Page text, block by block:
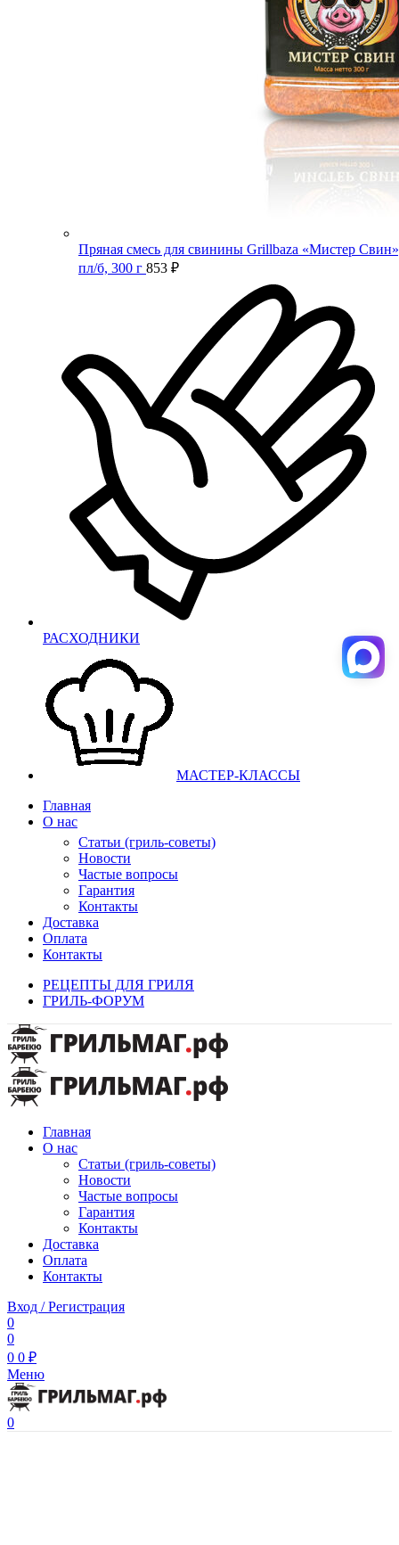
Пряная смесь для свинины Grillbaza «Мистер
пл/б, 300 г 853 ₽
РАСХОДНИКИ
МАСТЕР-КЛАССЫ
Главная
О нас
Статьи (гриль-советы)
Новости
Частые вопросы
Гарантия
Контакты
Доставка
Оплата
Контакты
РЕЦЕПТЫ ДЛЯ ГРИЛЯ
ГРИЛЬ-ФОРУМ
Главная
О нас
Статьи (гриль-советы)
Новости
Частые вопросы
Гарантия
Контакты
Доставка
Оплата
Контакты
Вход / Регистрация
0
0
0 0 ₽
Меню
0